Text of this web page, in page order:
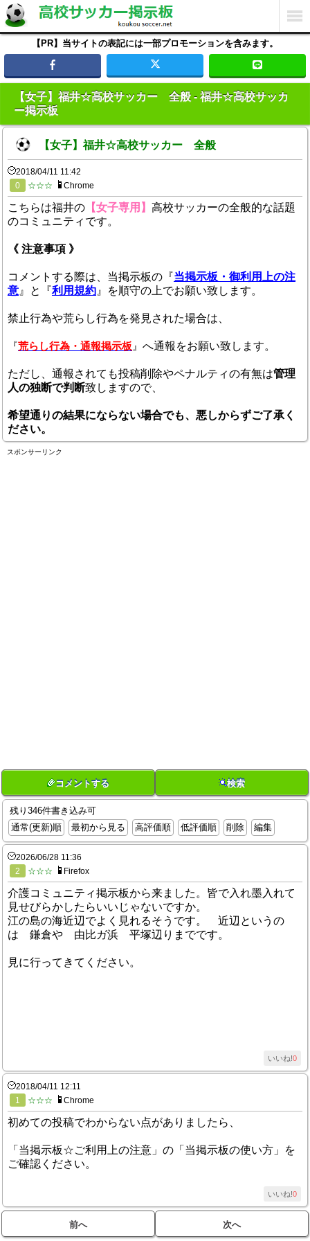
【PR】当サイトの表記には一部プロモーションを含みます。
【女子】福井☆高校サッカー 全般 - 福井☆高校サッカ
ー掲示板
【女子】福井☆高校サッカー 全般
2018/04/11 11:42
0
☆☆☆ Chrome
こちらは福井の 【女子専用】 高校サッカーの全般的な話題
のコミュニティです。
《 注意事項 》
コメントする際は、当掲示板の『当掲示板・御利用上の注
意 』と『利用規約 』を順守の上でお願い致します。
禁止行為や荒らし行為を発見された場合は、
『荒らし行為・通報掲示板 』 へ通報をお願い致します。
ただし、通報されても投稿削除やペナルティの有無は管理
人の独断で判断致しますので、
希望通りの結果にならない場合でも、悪しからずご了承く
ださい。
スポンサーリンク
コメントする 検索
残り346件書き込み可
通常(更新)順
最初から見る 高評価順 低評価順 削除 編集
2026/06/28 11:36
2
☆☆☆ Firefox
介護コミュニティ掲示板から来ました。皆で入れ墨入れて
見せびらかしたらいいじゃないですか。
江の島の海近辺でよく見れるそうです。 近辺というの
は 鎌倉や 由比ガ浜 平塚辺りまでです。
見に行ってきてください。
いいね!0
2018/04/11 12:11
1
☆☆☆ Chrome
初めての投稿でわからない点がありましたら、
「当掲示板☆ご利用上の注意」の「当掲示板の使い方」を
ご確認ください。
いいね!0
前へ 次へ